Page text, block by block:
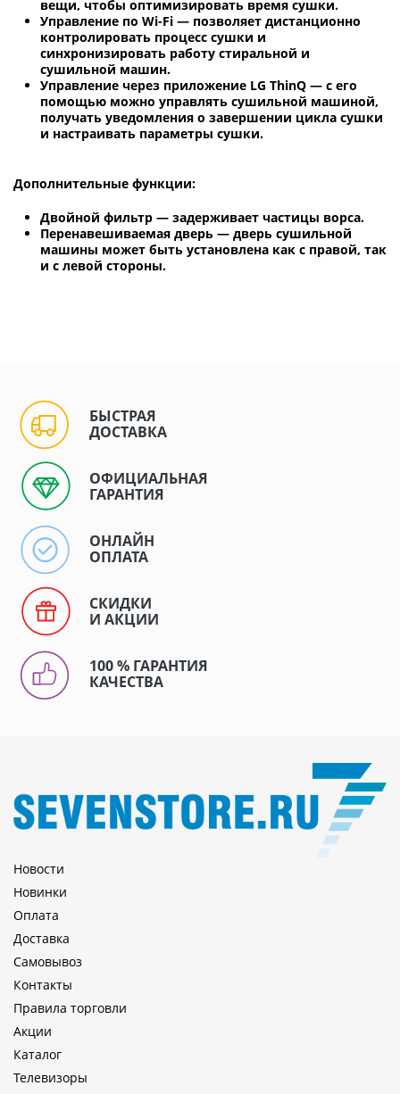
вещи, чтобы оптимизировать время сушки.
Управление по Wi-Fi — позволяет дистанционно
контролировать процесс сушки и
синхронизировать работу стиральной и
сушильной машин.
Управление через приложение LG ThinQ — с его
помощью можно управлять сушильной машиной,
получать уведомления о завершении цикла сушки
и настраивать параметры сушки.
Дополнительные функции:
Двойной фильтр — задерживает частицы ворса.
Перенавешиваемая дверь — дверь сушильной
машины может быть установлена как с правой, так
и с левой стороны.
БЫСТРАЯ
ДОСТАВКА
ОФИЦИАЛЬНАЯ
ГАРАНТИЯ
ОНЛАЙН
ОПЛАТА
СКИДКИ
И АКЦИИ
100 % ГАРАНТИЯ
КАЧЕСТВА
Новости
Новинки
Оплата
Доставка
Самовывоз
Контакты
Правила торговли
Акции
Каталог
Телевизоры